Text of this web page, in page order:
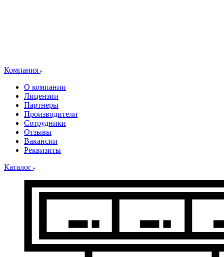
Компания
О компании
Лицензии
Партнеры
Производители
Сотрудники
Отзывы
Вакансии
Реквизиты
Каталог